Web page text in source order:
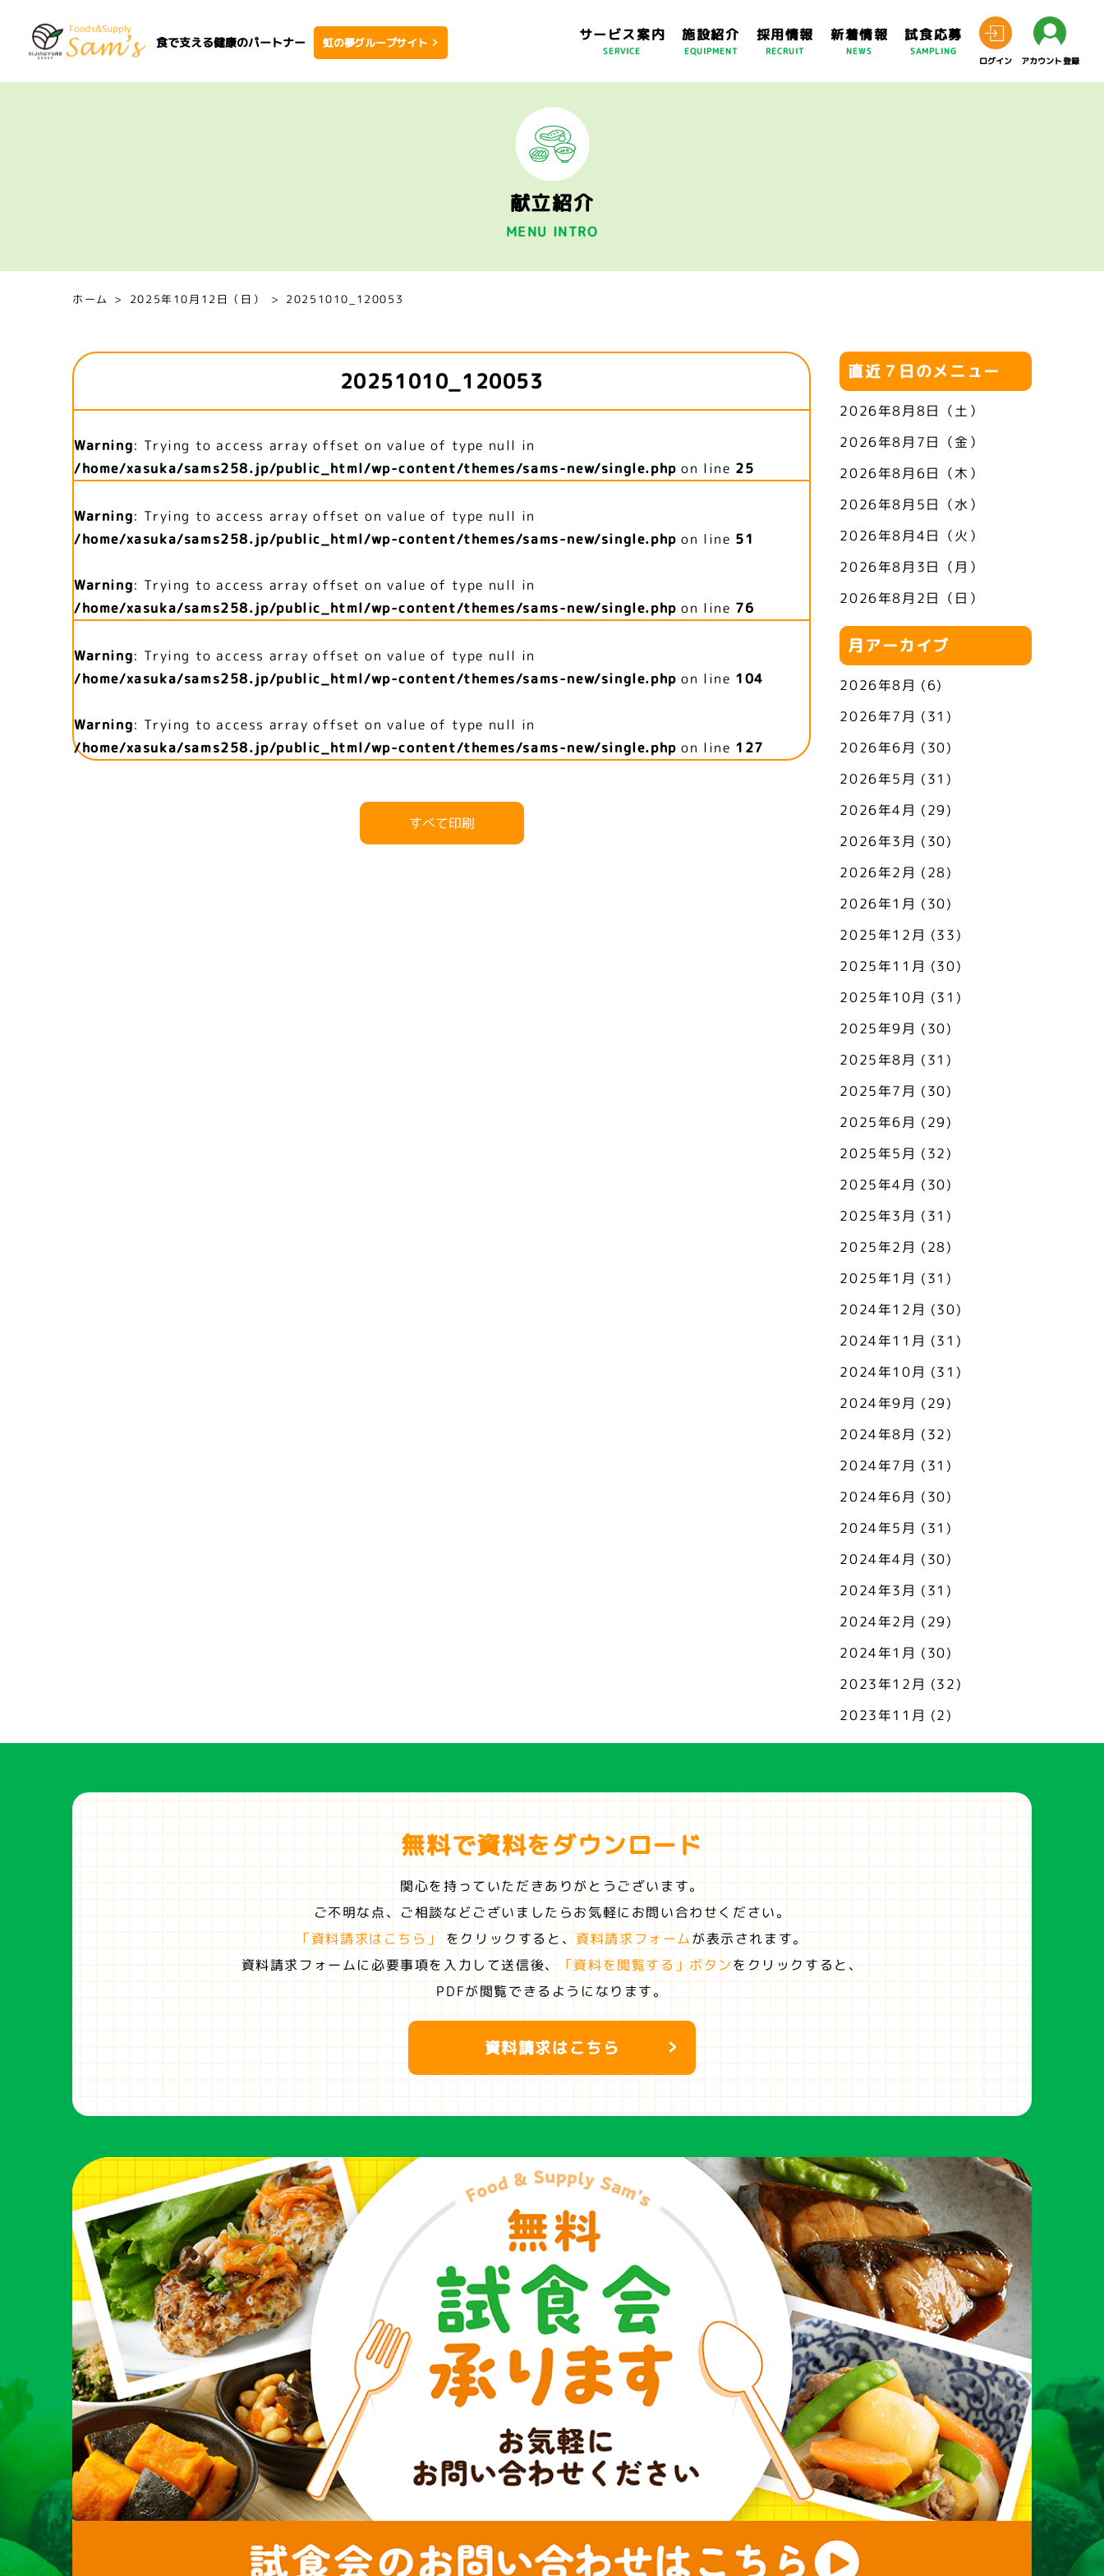
食で支える健康のパートナー 虹の夢グループサイト サービス案内
SERVICE
施設紹介
EQUIPMENT
採用情報
RECRUIT
新着情報
NEWS
試食応募
SAMPLING
ログイン
アカウント登録
献立紹介
MENU INTRO
ホーム 2025年10月12日（日） 20251010_120053
20251010_120053
Warning: Trying to access array offset on value of type null in
/home/xasuka/sams258.jp/public_html/wp-content/themes/sams-new/single.php on line 25
Warning: Trying to access array offset on value of type null in
/home/xasuka/sams258.jp/public_html/wp-content/themes/sams-new/single.php on line 51
Warning: Trying to access array offset on value of type null in
/home/xasuka/sams258.jp/public_html/wp-content/themes/sams-new/single.php on line 76
Warning: Trying to access array offset on value of type null in
/home/xasuka/sams258.jp/public_html/wp-content/themes/sams-new/single.php on line 104
Warning: Trying to access array offset on value of type null in
/home/xasuka/sams258.jp/public_html/wp-content/themes/sams-new/single.php on line 127
すべて印刷
直近７日のメニュー
2026年8月8日（土）
2026年8月7日（金）
2026年8月6日（木）
2026年8月5日（水）
2026年8月4日（火）
2026年8月3日（月）
2026年8月2日（日）
月アーカイブ
2026年8月 (6)
2026年7月 (31)
2026年6月 (30)
2026年5月 (31)
2026年4月 (29)
2026年3月 (30)
2026年2月 (28)
2026年1月 (30)
2025年12月 (33)
2025年11月 (30)
2025年10月 (31)
2025年9月 (30)
2025年8月 (31)
2025年7月 (30)
2025年6月 (29)
2025年5月 (32)
2025年4月 (30)
2025年3月 (31)
2025年2月 (28)
2025年1月 (31)
2024年12月 (30)
2024年11月 (31)
2024年10月 (31)
2024年9月 (29)
2024年8月 (32)
2024年7月 (31)
2024年6月 (30)
2024年5月 (31)
2024年4月 (30)
2024年3月 (31)
2024年2月 (29)
2024年1月 (30)
2023年12月 (32)
2023年11月 (2)
無料で資料をダウンロード
関心を持っていただきありがとうございます。
ご不明な点、ご相談などございましたらお気軽にお問い合わせください。
「資料請求はこちら」
をクリックすると、 資料請求フォームが表示されます。
資料請求フォームに必要事項を入力して送信後、
「資料を閲覧する」ボタンをクリックすると、
PDFが閲覧できるようになります。
資料請求はこちら